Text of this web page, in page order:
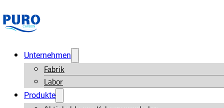
Unternehmen
Fabrik
Labor
Produkte